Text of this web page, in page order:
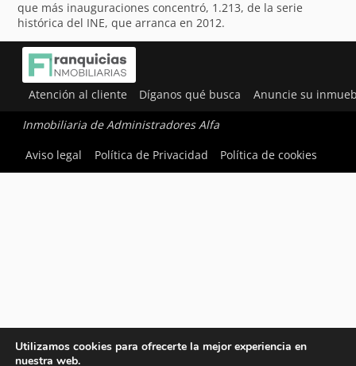
que más inauguraciones concentró, 1.213, de la serie
histórica del INE, que arranca en 2012.
Atención al cliente Díganos qué busca Anuncie su
Inmobiliaria de Administradores Alfa
Aviso legal
Política de Privacidad Política de cookies
Utilizamos cookies para ofrecerte la mejor experiencia en
nuestra web.